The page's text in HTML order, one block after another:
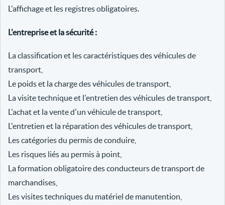
L'affichage et les registres obligatoires.
L'entreprise et la sécurité :
La classification et les caractéristiques des véhicules de
transport,
Le poids et la charge des véhicules de transport,
La visite technique et l'entretien des véhicules de transport,
L'achat et la vente d'un véhicule de transport,
L'entretien et la réparation des véhicules de transport,
Les catégories du permis de conduire,
Les risques liés au permis à point,
La formation obligatoire des conducteurs de transport de
marchandises,
Les visites techniques du matériel de manutention,